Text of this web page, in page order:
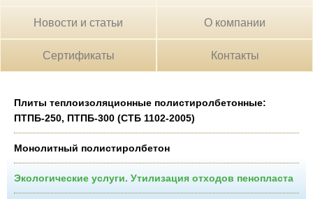
Новости и статьи О компании
Сертификаты Контакты
Плиты теплоизоляционные полистиролбетонные:
ПТПБ-250, ПТПБ-300 (СТБ 1102-2005)
Монолитный полистиролбетон
Экологические услуги. Утилизация отходов пенопласта